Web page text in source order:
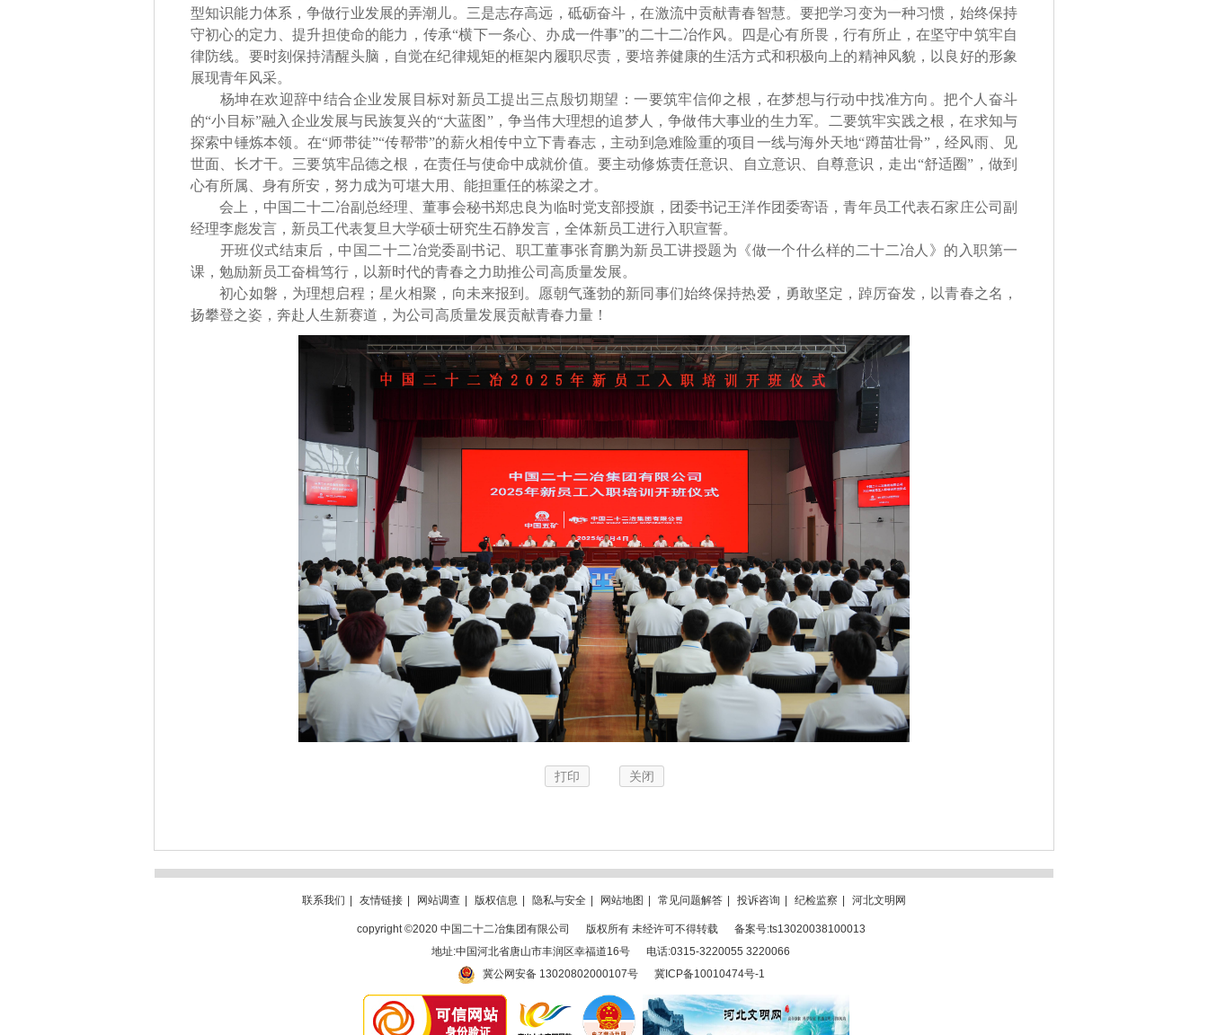
型知识能力体系，争做行业发展的弄潮儿。三是志存高远，砥砺奋斗，在激流中贡献青春智慧。要把学习变为一种习惯，始终保持
守初心的定力、提升担使命的能力，传承“横下一条心、办成一件事”的二十二冶作风。四是心有所畏，行有所止，在坚守中筑牢自
律防线。要时刻保持清醒头脑，自觉在纪律规矩的框架内履职尽责，要培养健康的生活方式和积极向上的精神风貌，以良好的形象
展现青年风采。
杨坤在欢迎辞中结合企业发展目标对新员工提出三点殷切期望：一要筑牢信仰之根，在梦想与行动中找准方向。把个人奋斗
的“小目标”融入企业发展与民族复兴的“大蓝图”，争当伟大理想的追梦人，争做伟大事业的生力军。二要筑牢实践之根，在求知与
探索中锤炼本领。在“师带徒”“传帮带”的薪火相传中立下青春志，主动到急难险重的项目一线与海外天地“蹲苗壮骨”，经风雨、见
世面、长才干。三要筑牢品德之根，在责任与使命中成就价值。要主动修炼责任意识、自立意识、自尊意识，走出“舒适圈”，做到
心有所属、身有所安，努力成为可堪大用、能担重任的栋梁之才。
会上，中国二十二冶副总经理、董事会秘书郑忠良为临时党支部授旗，团委书记王洋作团委寄语，青年员工代表石家庄公司副
经理李彪发言，新员工代表复旦大学硕士研究生石静发言，全体新员工进行入职宣誓。
开班仪式结束后，中国二十二冶党委副书记、职工董事张育鹏为新员工讲授题为《做一个什么样的二十二冶人》的入职第一
课，勉励新员工奋楫笃行，以新时代的青春之力助推公司高质量发展。
初心如磐，为理想启程；星火相聚，向未来报到。愿朝气蓬勃的新同事们始终保持热爱，勇敢坚定，踔厉奋发，以青春之名，
扬攀登之姿，奔赴人生新赛道，为公司高质量发展贡献青春力量！
打印 关闭
联系我们 友情链接 网站调查 版权信息 隐私与安全 网站地图 常见问题解答 投诉咨询 纪检监察 河北文明网
copyright ©2020 中国二十二冶集团有限公司 版权所有 未经许可不得转载
备案号:ts13020038100013
地址:中国河北省唐山市丰润区幸福道16号
电话:0315-3220055 3220066
冀公网安备 13020802000107号
冀ICP备10010474号-1